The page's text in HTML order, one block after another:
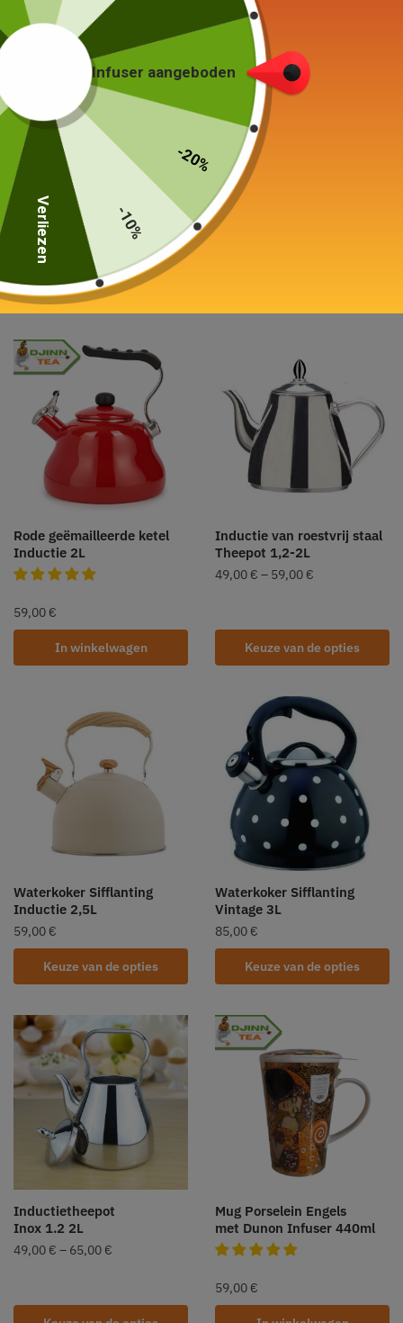
All-Inox elektrische ketel
Kunststofvrij 1,7L
159,00
In winkelwagen
E-mailketel
Rood, wit, blauw 1,1L
49,00
Rode geëmailleerde ketel
Inductie 2L
59,00 €
In winkelwagen
Inductie van roestvrij staal
Theepot 1,2-2L
49,00 € – 59,00 €
Keuze van de opties
Waterkoker Sifflanting
Inductie 2,5L
59,00 €
Keuze van de opties
Waterkoker Sifflanting
Vintage 3L
85,00 €
Keuze van de opties
Inductietheepot
Inox 1.2 2L
49,00 € – 65,00 €
Mug Porselein Engels
met Dunon Infuser 440ml
59,00 €
Infuser aangeboden
-20%
-10%
Verliezen